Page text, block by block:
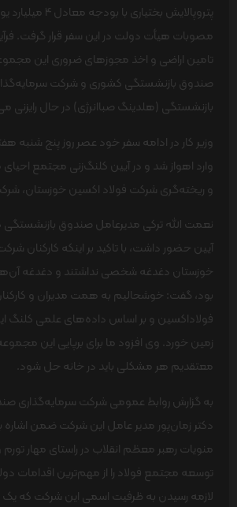
پتروپالایش بختیاری
مصوبات هیأت دولت در این سفر قرار گرفت.
صندوق بازنشستگی کشوری و شرکت
بازنشستگی (هلدینگ صباانرژی) در حال رایزنی
وزیر کار در ادامه سفر خود عصر روز پنج شنبه
وارد اهواز شد و در آیین کلنگ‌زنی مجتمع
و ریخته‌گری شرکت فولاد اکسین خوزستان،
نعمت الله ترکی مدیرعامل صندوق بازنشستگی
آیین حضور داشت، با تاکید بر اینکه کارکنان
خوزستان دغدغه شخصی نداشتند و دغدغه آن‌ها
بود، گفت: خوشحالیم به همت مدیران و
فولاداکسین و بر اساس داده‌های علمی کلنگ
زمین خورد. وی افزود ما برای برپایی این
معتقدیم هر مشکلی باید در خانه حل شود.
به گزارش روابط عمومی شرکت سرمایه‌گذاری
دکتر زمان‌پور مدیر عامل این شرکت ضمن
منویات رهبر معظم انقلاب در راستای مهار تورم
توسعه مجتمع فولاد را از مهم‌ترین اقدامات
لازمه رسیدن به ظرفیت اسمی این شرکت که یک